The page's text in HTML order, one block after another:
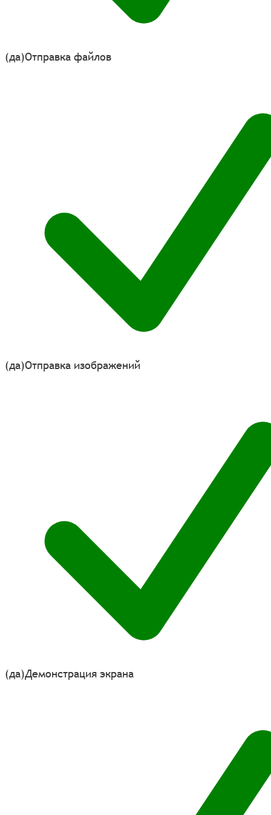
(да)Отправка файлов
(да)Отправка изображений
(да)Демонстрация экрана